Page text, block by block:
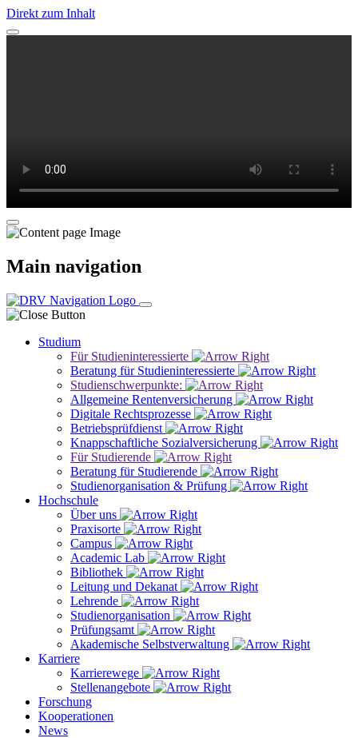
Direkt zum Inhalt
Main navigation
Studium
Für Studieninteressierte
Beratung für Studieninteressierte
Studienschwerpunkte:
Allgemeine Rentenversicherung
Digitale Rechtsprozesse
Betriebsprüfdienst
Knappschaftliche Sozialversicherung
Für Studierende
Beratung für Studierende
Studienorganisation & Prüfung
Hochschule
Über uns
Praxisorte
Campus
Academic Lab
Bibliothek
Leitung und Dekanat
Lehrende
Studienorganisation
Prüfungsamt
Akademische Selbstverwaltung
Karriere
Karrierewege
Stellenangebote
Forschung
Kooperationen
News